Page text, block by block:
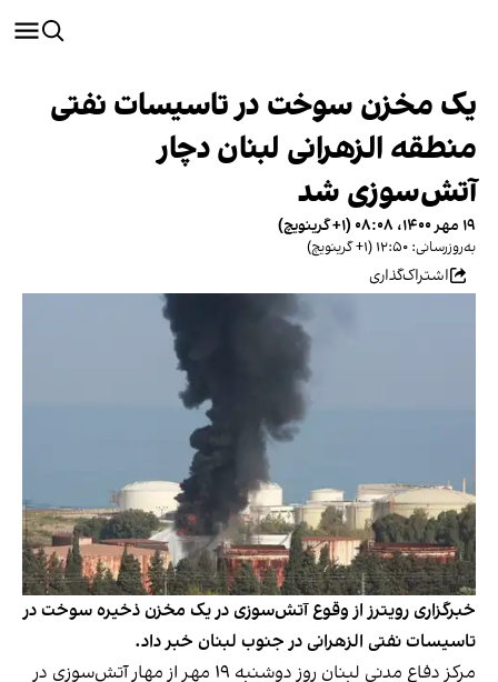
یک مخزن سوخت در تاسیسات نفتی
منطقه الزهرانی لبنان دچار
آتش‌سوزی شد
۱۹ مهر ۱۴۰۰، ۰۸:۰۸ (‎+۱ گرینویچ)
به‌روزرسانی: ۱۲:۵۰ (‎+۱ گرینویچ)
اشتراک‌گذاری
خبرگزاری رویترز از وقوع آتش‌سوزی در یک مخزن ذخیره سوخت در
تاسیسات نفتی الزهرانی در جنوب لبنان خبر داد.
مرکز دفاع مدنی لبنان روز دوشنبه ۱۹ مهر از مهار آتش‌سوزی در